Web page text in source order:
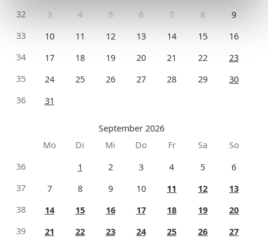
32
3 4 5 6 7 8
9
33
10 11 12 13 14 15
16
34
17 18 19 20 21 22
23
35
24 25 26 27 28 29
30
36
31
September 2026
Mo
Di Mi Do Fr Sa
So
36
1 2 3 4 5
6
37
7 8 9 10 11 12
13
38
14 15 16 17 18 19
20
39
21 22 23 24 25 26
27